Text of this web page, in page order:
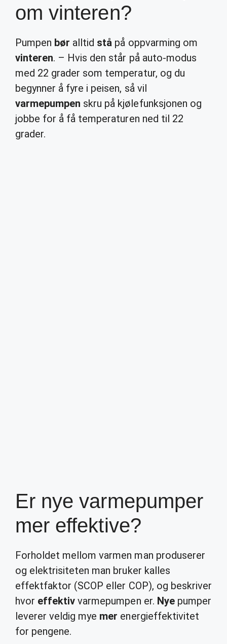
om vinteren?
Pumpen bør alltid stå på oppvarming om
vinteren. – Hvis den står på auto-modus
med 22 grader som temperatur, og du
begynner å fyre i peisen, så vil
varmepumpen skru på kjølefunksjonen og
jobbe for å få temperaturen ned til 22
grader.
Er nye varmepumper
mer effektive?
Forholdet mellom varmen man produserer
og elektrisiteten man bruker kalles
effektfaktor (SCOP eller COP), og beskriver
hvor effektiv varmepumpen er. Nyepumper
leverer veldig mye mer energieffektivitet
for pengene.